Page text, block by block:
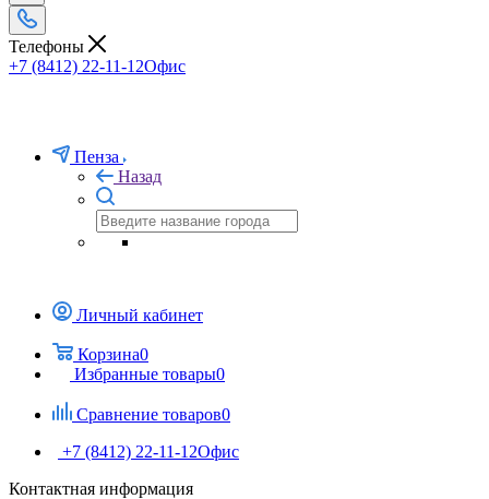
Телефоны
+7 (8412) 22-11-12Офис
Пенза
Назад
Личный кабинет
Корзина0
Избранные товары0
Сравнение товаров0
+7 (8412) 22-11-12Офис
Контактная информация